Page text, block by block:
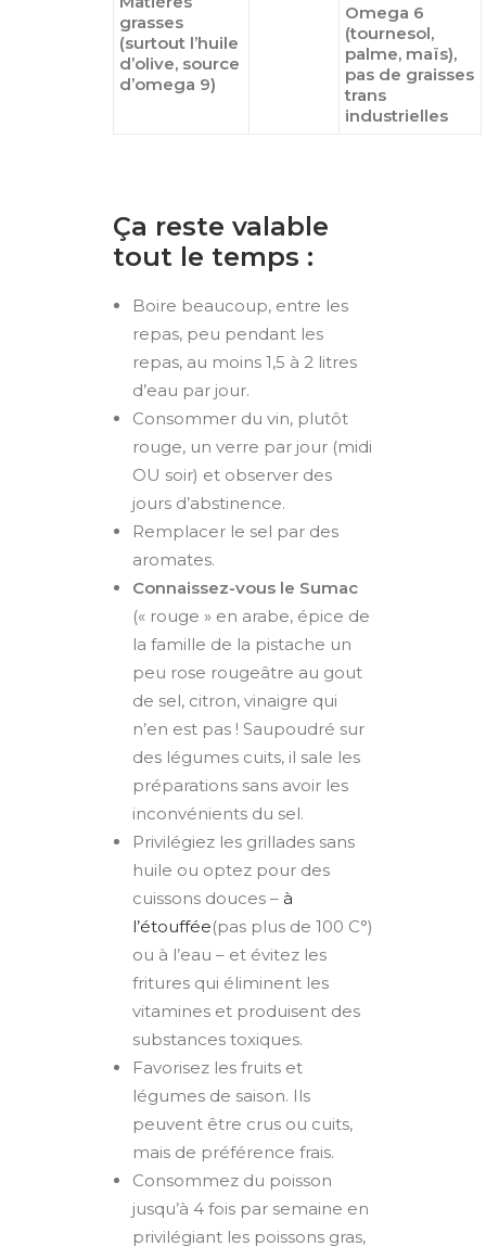
grasses
(surtout l’huile
d’olive, source
d’omega 9)
Omega 6
(tournesol,
palme, maïs),
pas de graisses
trans
industrielles
Ça reste valable
tout le temps :
Boire beaucoup, entre les
repas, peu pendant les
repas, au moins 1,5 à 2 litres
d’eau par jour.
Consommer du vin, plutôt
rouge, un verre par jour (midi
OU soir) et observer des
jours d’abstinence.
Remplacer le sel par des
aromates.
Connaissez-vous le Sumac
(« rouge » en arabe, épice de
la famille de la pistache un
peu rose rougeâtre au gout
de sel, citron, vinaigre qui
n’en est pas ! Saupoudré sur
des légumes cuits, il sale les
préparations sans avoir les
inconvénients du sel.
Privilégiez les grillades sans
huile ou optez pour des
cuissons douces – à
l’étouffée(pas plus de 100 C°)
ou à l’eau – et évitez les
fritures qui éliminent les
vitamines et produisent des
substances toxiques.
Favorisez les fruits et
légumes de saison. Ils
peuvent être crus ou cuits,
mais de préférence frais.
Consommez du poisson
jusqu’à 4 fois par semaine en
privilégiant les poissons gras,